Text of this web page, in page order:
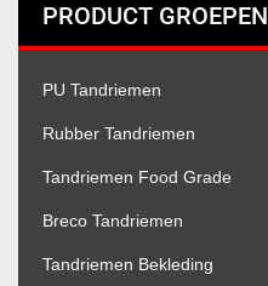
PRODUCT GROEPEN
PU Tandriemen
Rubber Tandriemen
Tandriemen Food Grade
Breco Tandriemen
Tandriemen Bekleding